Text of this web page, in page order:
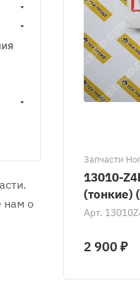
Запчасти
13010-
(тонкие)
Арт.
2 900 ₽
нам о